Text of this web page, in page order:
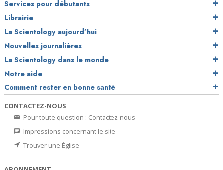
Services pour débutants
Librairie
La Scientology aujourd’hui
Nouvelles journalières
La Scientology dans le monde
Notre aide
Comment rester en bonne santé
CONTACTEZ-NOUS
Pour toute question : Contactez-nous
Impressions concernant le site
Trouver une Église